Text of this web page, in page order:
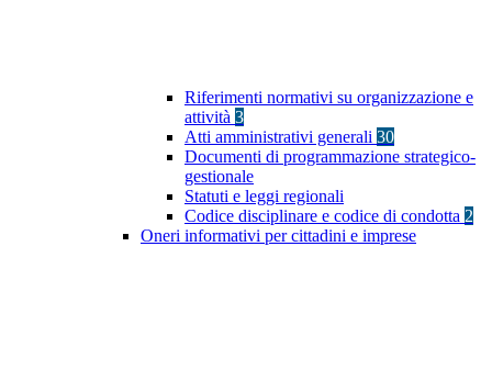
Riferimenti normativi su organizzazione e
attività 3
Atti amministrativi generali 30
Documenti di programmazione strategico-
gestionale
Statuti e leggi regionali
Codice disciplinare e codice di condotta 2
Oneri informativi per cittadini e imprese